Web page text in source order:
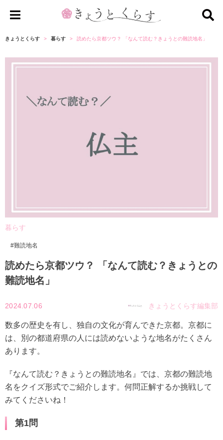
ょ
と
す
きょうとくらす 暮らす 読めたら京都ツウ？ 「なんて読む？きょうとの難読地名」
暮らす
難読地名
読めたら京都ツウ？ 「なんて読む？きょうとの
難読地名」
2024.07.06 きょうとくらす編集部
数多の歴史を有し、独自の文化が育んできた京都。京都に
は、別の都道府県の人には読めないような地名がたくさん
あります。
『なんて読む？きょうとの難読地名』では、京都の難読地
名をクイズ形式でご紹介します。何問正解するか挑戦して
みてくださいね！
第1問